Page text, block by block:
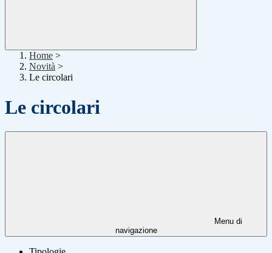
Home >
Novità >
Le circolari
Le circolari
Menu di
navigazione